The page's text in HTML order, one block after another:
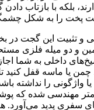
بلکه با بازتاب دادن
را به شکل
تثبیت این گجت در
و دو میله فلزی
داخلی به شما
یا ماسه قفل کنید تا
واژگونی را نداشته
در 8 سانتی‌متر مهندسی شده
سفری پدید می‌آورد.